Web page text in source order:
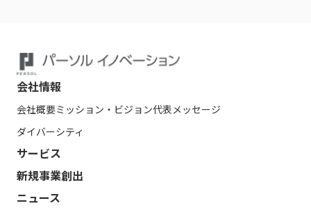
会社情報
会社概要ミッション・ビジョン代表メッセージ
ダイバーシティ
サービス
新規事業創出
ニュース